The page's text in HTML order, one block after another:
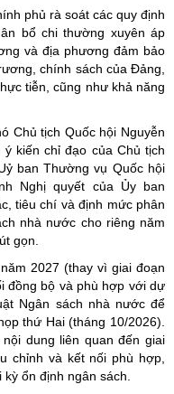
phủ rà soát các quy định
bổ chi thường xuyên áp
và địa phương đảm bảo
chính sách của Đảng,
tiễn, cũng như khả năng
Chủ tịch Quốc hội Nguyễn
kiến chỉ đạo của Chủ tịch
ban Thường vụ Quốc hội
Nghị quyết của Ủy ban
tiêu chí và định mức phân
nhà nước cho riêng năm
gọn.
2027 (thay vì giai đoạn
đồng bộ và phù hợp với dự
Ngân sách nhà nước để
thứ Hai (tháng 10/2026).
dung liên quan đến giai
chỉnh và kết nối phù hợp,
ổn định ngân sách.